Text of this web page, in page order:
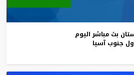
بث مباشر اليوم
جنوب آسيا